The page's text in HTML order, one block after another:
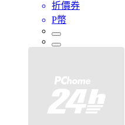
折價券
P幣